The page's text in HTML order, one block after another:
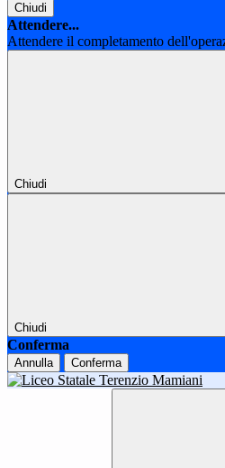
Chiudi
Attendere...
Attendere il completamento
Chiudi
Chiudi
Conferma
Annulla Conferma